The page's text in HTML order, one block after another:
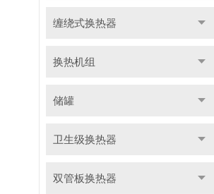
缠绕式换热器
换热机组
储罐
卫生级换热器
双管板换热器